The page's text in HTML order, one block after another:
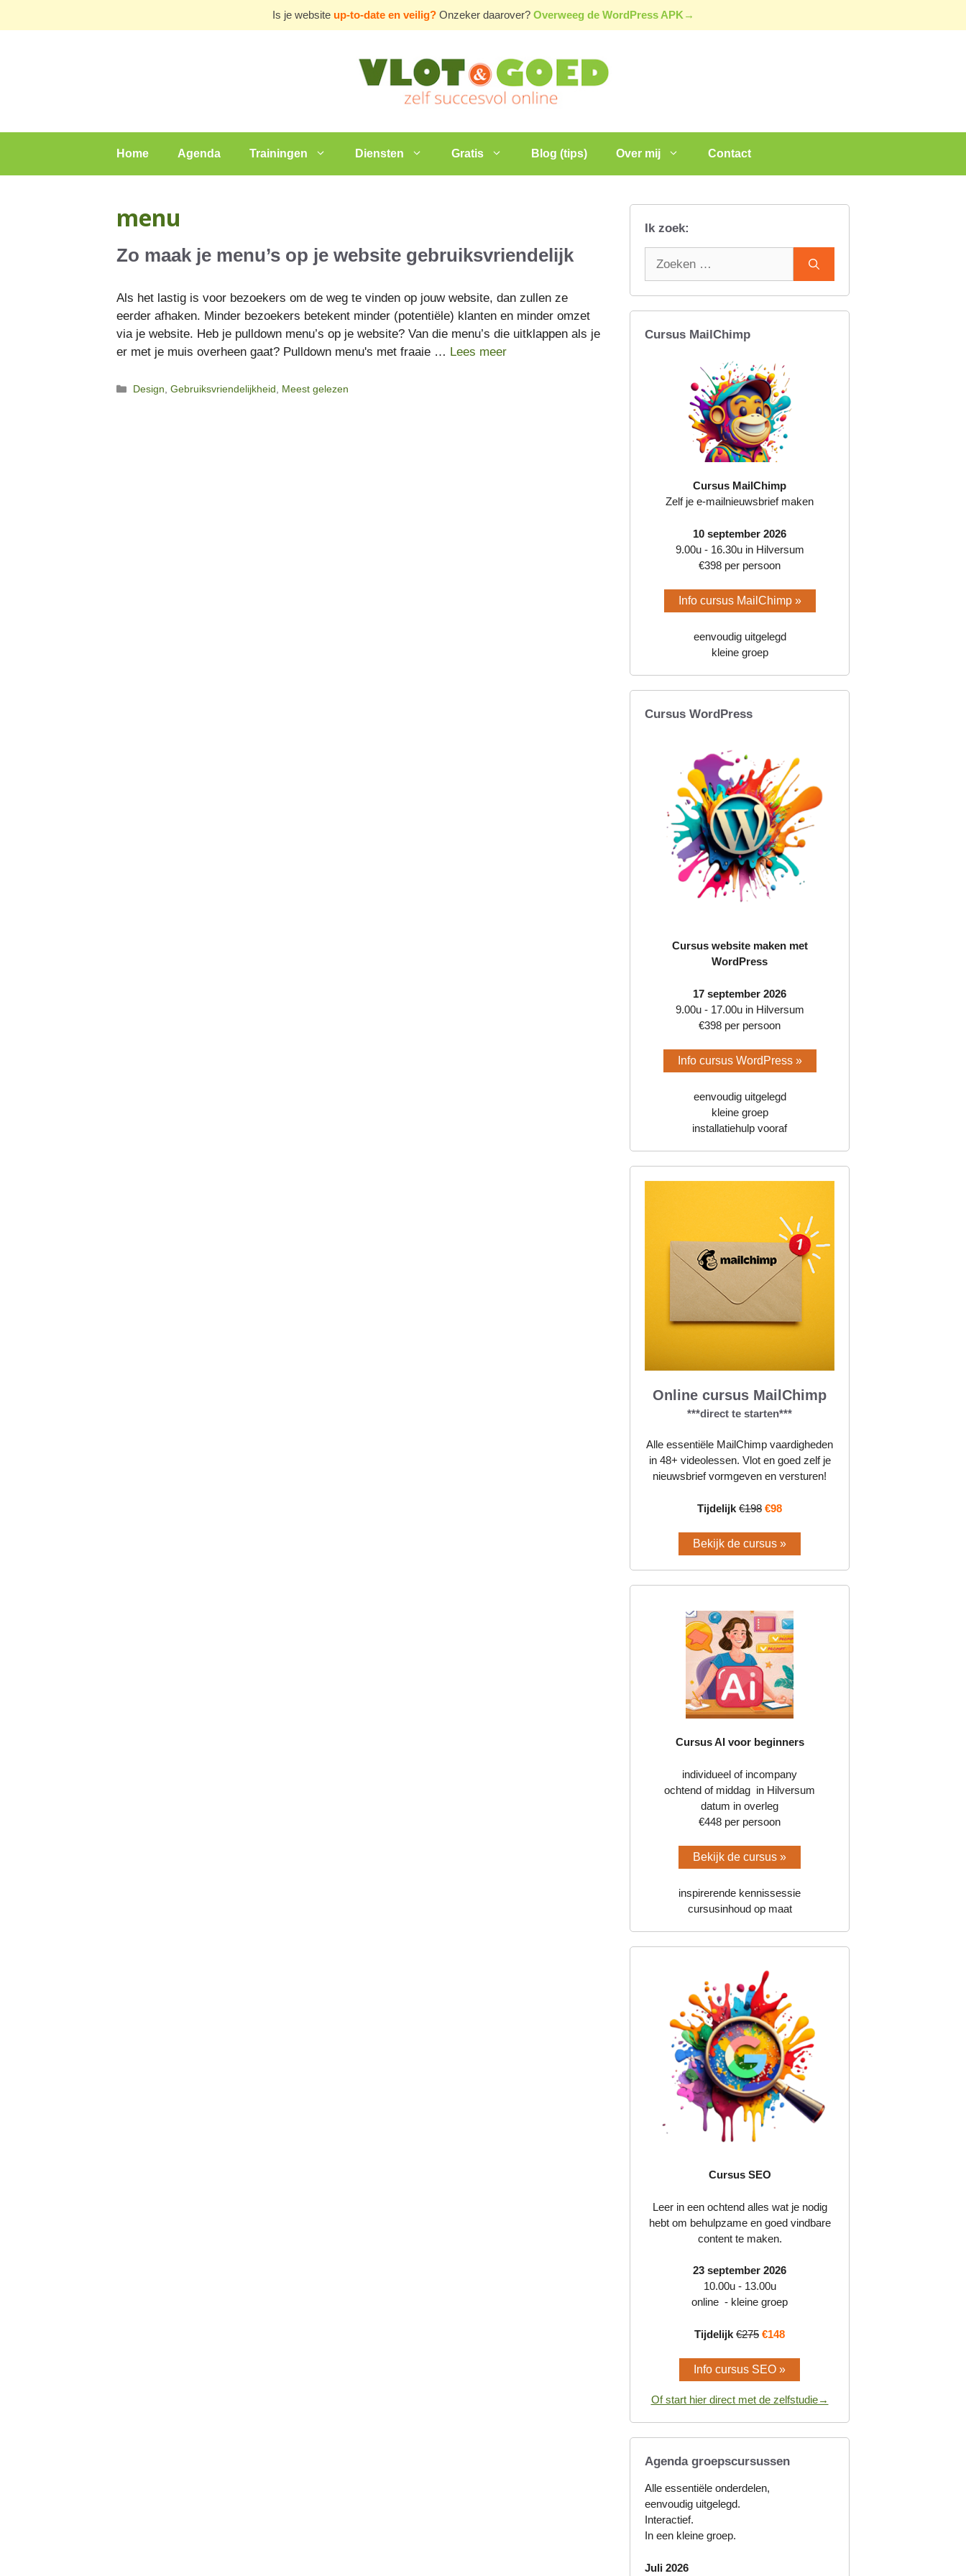
Is je website up-to-date en veilig? Onzeker daarover? Overweeg de WordPress APK→
Home Agenda Trainingen Diensten Gratis Blog (tips) Over mij Contact
menu
Zo maak je menu’s op je website gebruiksvriendelijk
Als het lastig is voor bezoekers om de weg te vinden op jouw website, dan zullen ze
eerder afhaken. Minder bezoekers betekent minder (potentiële) klanten en minder omzet
via je website. Heb je pulldown menu’s op je website? Van die menu’s die uitklappen als je
er met je muis overheen gaat? Pulldown menu's met fraaie … Lees meer
Categorieën
Design,Gebruiksvriendelijkheid, Meest gelezen
Ik zoek:
Cursus MailChimp
Cursus MailChimp
Zelf je e-mailnieuwsbrief maken
10 september 2026
9.00u - 16.30u in Hilversum
€398 per persoon
Info cursus MailChimp »
eenvoudig uitgelegd
kleine groep
Cursus WordPress
Cursus website maken met
WordPress
17 september 2026
9.00u - 17.00u in Hilversum
€398 per persoon
Info cursus WordPress »
eenvoudig uitgelegd
kleine groep
installatiehulp vooraf
Online cursus MailChimp
***direct te starten***
Alle essentiële MailChimp vaardigheden
in 48+ videolessen. Vlot en goed zelf je
nieuwsbrief vormgeven en versturen!
Tijdelijk €198 €98
Bekijk de cursus »
Cursus AI voor beginners
individueel of incompany
ochtend of middag in Hilversum
datum in overleg
€448 per persoon
Bekijk de cursus »
inspirerende kennissessie
cursusinhoud op maat
Cursus SEO
Leer in een ochtend alles wat je nodig
hebt om behulpzame en goed vindbare
content te maken.
23 september 2026
10.00u - 13.00u
online - kleine groep
Tijdelijk €275 €148
Info cursus SEO »
Of start hier direct met de zelfstudie→
Agenda groepscursussen
Alle essentiële onderdelen,
eenvoudig uitgelegd.
Interactief.
In een kleine groep.
Juli 2026